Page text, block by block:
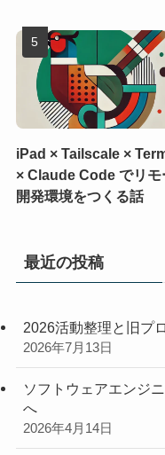
iPad × Tailscale ×
× Claude Code でリモ
開発環境をつくる話
最近の投稿
2026活動整理と旧プ
2026年7月13日
ソフトウェアエンジ
へ
2026年4月14日